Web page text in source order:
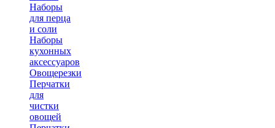
Наборы
для перца
и соли
Наборы
кухонных
аксессуаров
Овощерезки
Перчатки
для
чистки
овощей